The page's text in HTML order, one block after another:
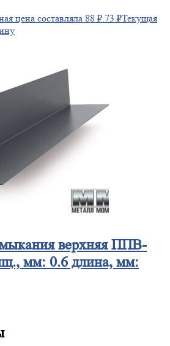
цена составляла 88 ₽. 73 ₽Текущая
верхняя ППВ-
мм: 0.6 длина, мм: